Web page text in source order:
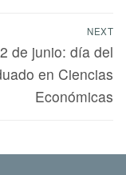
NEXT
2 de junio: día del
en Ciencias
Económicas